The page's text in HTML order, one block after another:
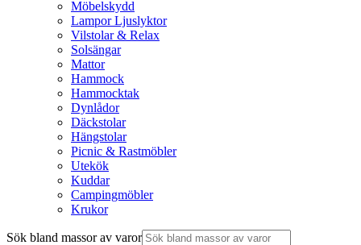
Möbelskydd
Lampor Ljuslyktor
Vilstolar & Relax
Solsängar
Mattor
Hammock
Hammocktak
Dynlådor
Däckstolar
Hängstolar
Picnic & Rastmöbler
Utekök
Kuddar
Campingmöbler
Krukor
Sök bland massor av varor